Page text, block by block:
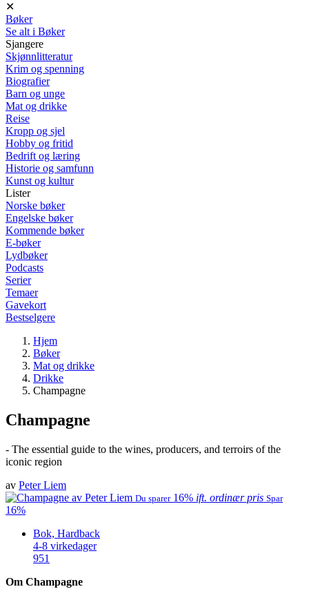
✕
Bøker
Se alt i Bøker
Sjangere
Skjønnlitteratur
Krim og spenning
Biografier
Barn og unge
Mat og drikke
Reise
Kropp og sjel
Hobby og fritid
Bedrift og læring
Historie og samfunn
Kunst og kultur
Lister
Norske bøker
Engelske bøker
Kommende bøker
E-bøker
Lydbøker
Podcasts
Serier
Temaer
Gavekort
Bestselgere
Hjem
Bøker
Mat og drikke
Drikke
Champagne
Champagne
- The essential guide to the wines, producers, and terroirs of the
iconic region
av Peter Liem
Du sparer 16% ift. ordinær pris Spar
16%
Bok, Hardback
4-8 virkedager
951
Om Champagne